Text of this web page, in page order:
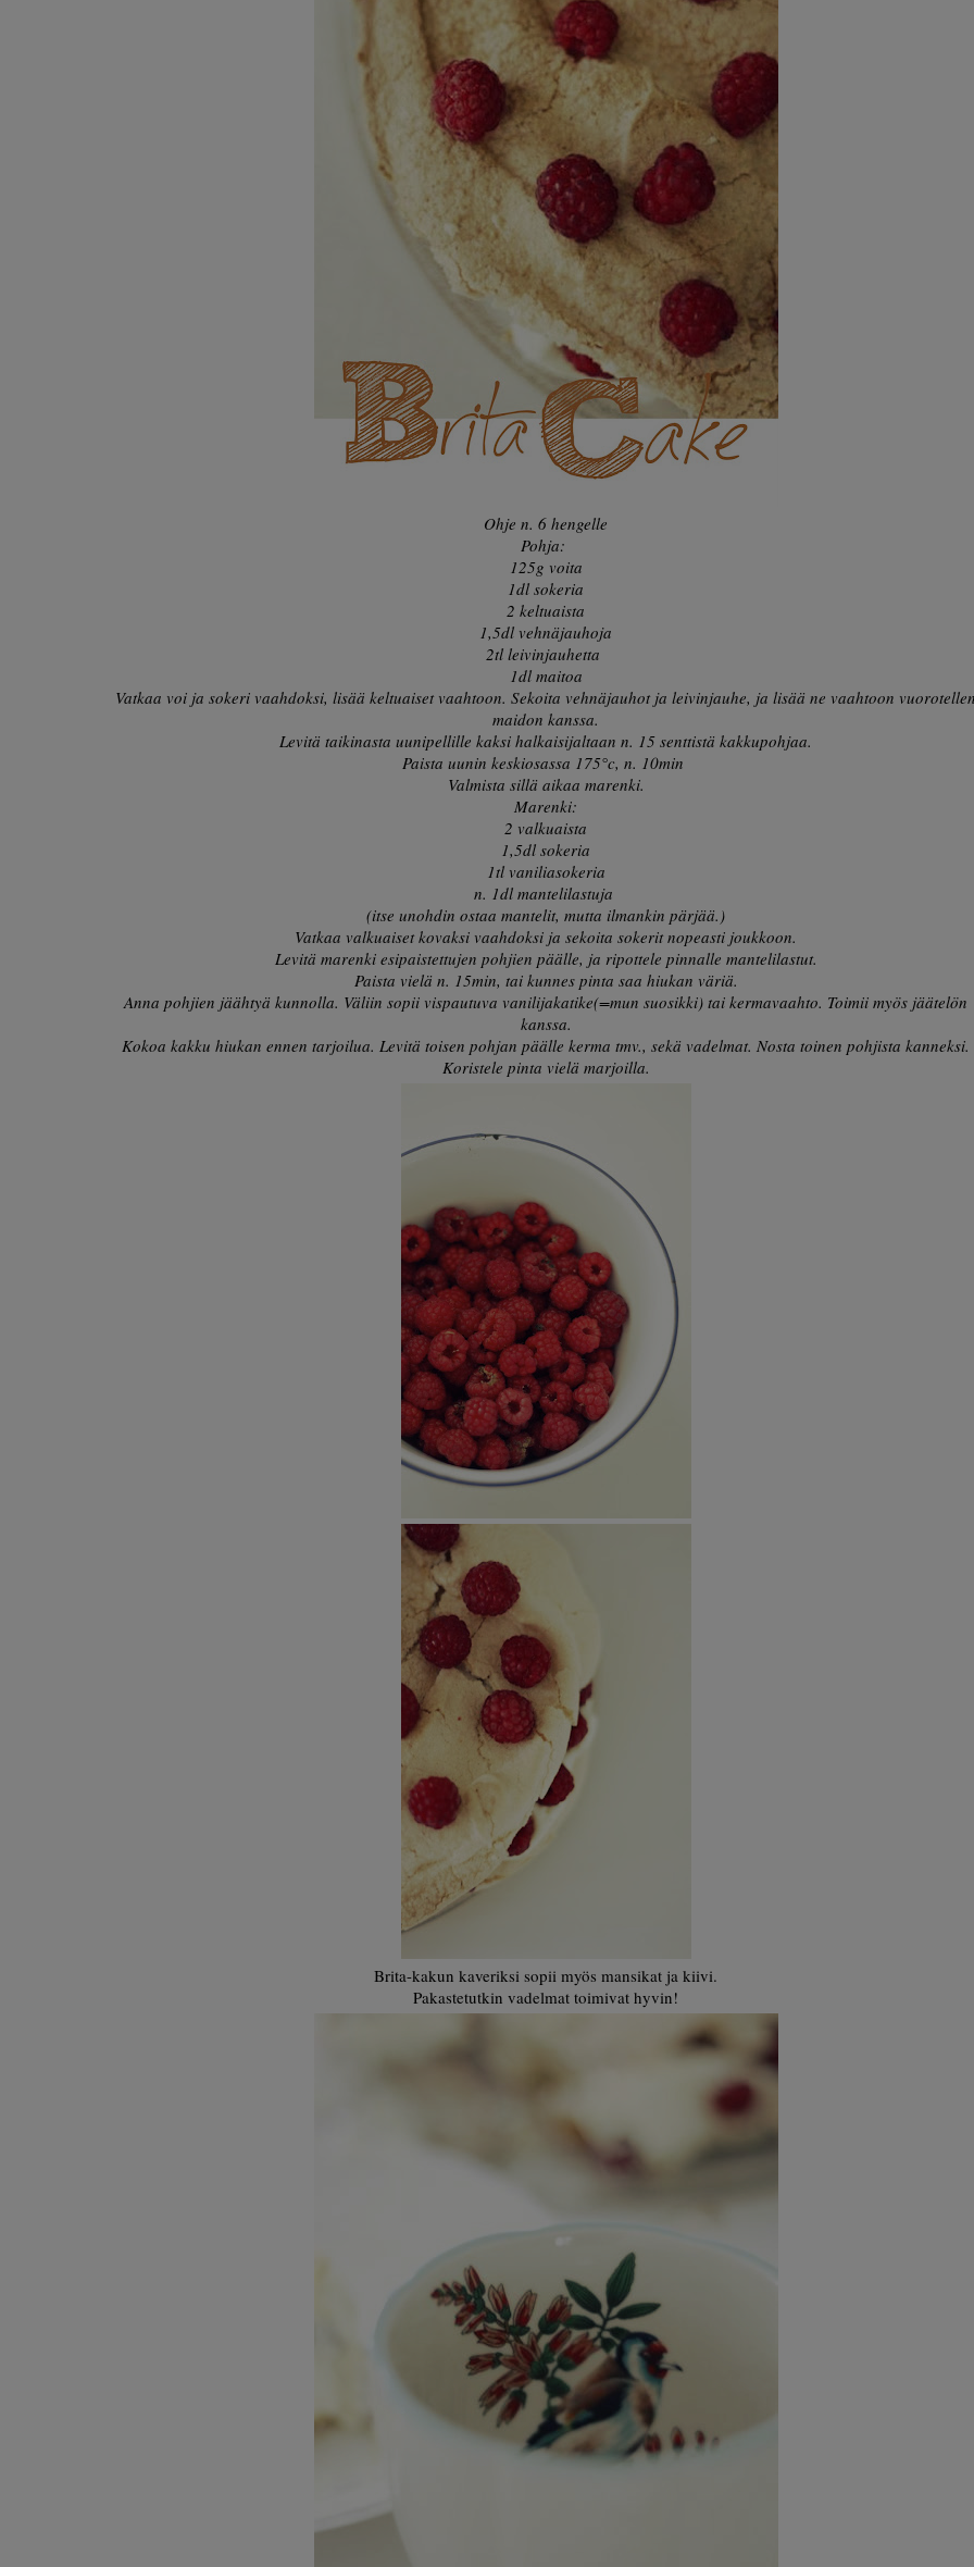
Ohje n. 6 hengelle
Pohja:
125g voita
1dl sokeria
2 keltuaista
1,5dl vehnäjauhoja
2tl leivinjauhetta
1dl maitoa
Vatkaa voi ja sokeri vaahdoksi, lisää keltuaiset vaahtoon. Sekoita vehnäjauhot ja leivinjauhe, ja lisää ne vaahtoon
maidon kanssa.
Levitä taikinasta uunipellille kaksi halkaisijaltaan n. 15 senttistä kakkupohjaa.
Paista uunin keskiosassa 175°c, n. 10min
Valmista sillä aikaa marenki.
Marenki:
2 valkuaista
1,5dl sokeria
1tl vaniliasokeria
n. 1dl mantelilastuja
(itse unohdin ostaa mantelit, mutta ilmankin pärjää.)
Vatkaa valkuaiset kovaksi vaahdoksi ja sekoita sokerit nopeasti joukkoon.
Levitä marenki esipaistettujen pohjien päälle, ja ripottele pinnalle mantelilastut.
Paista vielä n. 15min, tai kunnes pinta saa hiukan väriä.
Anna pohjien jäähtyä kunnolla. Väliin sopii vispautuva vanilijakatike(=mun suosikki) tai kermavaahto. Toimii myös jäätelön
kanssa.
Kokoa kakku hiukan ennen tarjoilua. Levitä toisen pohjan päälle kerma tmv., sekä vadelmat. Nosta toinen pohjista kanneksi.
Koristele pinta vielä marjoilla.
Brita-kakun kaveriksi sopii myös mansikat ja kiivi.
Pakastetutkin vadelmat toimivat hyvin!